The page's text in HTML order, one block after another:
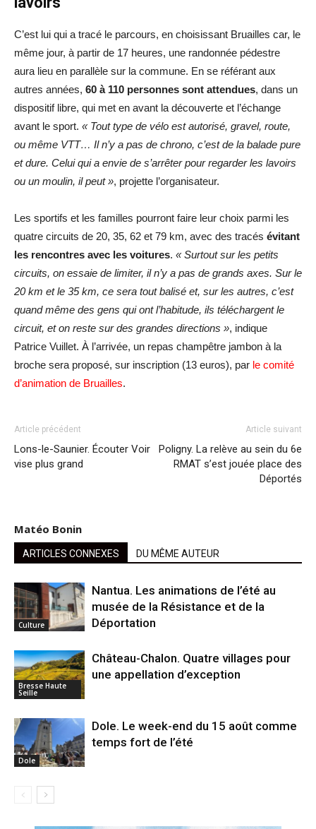
C’est lui qui a tracé le parcours, en choisissant Bruailles car, le
même jour, à partir de 17 heures, une randonnée pédestre
aura lieu en parallèle sur la commune. En se référant aux
autres années, 60 à 110 personnes sont attendues, dans un
dispositif libre, qui met en avant la découverte et l’échange
avant le sport. « Tout type de vélo est autorisé, gravel, route,
ou même VTT… Il n’y a pas de chrono, c’est de la balade pure
et dure. Celui qui a envie de s’arrêter pour regarder les lavoirs
ou un moulin, il peut », projette l’organisateur.
Les sportifs et les familles pourront faire leur choix parmi les
quatre circuits de 20, 35, 62 et 79 km, avec des tracés évitant
les rencontres avec les voitures. « Surtout sur les petits
circuits, on essaie de limiter, il n’y a pas de grands axes. Sur le
20 km et le 35 km, ce sera tout balisé et, sur les autres, c’est
quand même des gens qui ont l’habitude, ils téléchargent le
circuit, et on reste sur des grandes directions », indique
Patrice Vuillet. À l’arrivée, un repas champêtre jambon à la
broche sera proposé, sur inscription (13 euros), par le comité
d’animation de Bruailles.
Article précédent
Lons-le-Saunier. Écouter Voir
vise plus grand
Article suivant
Poligny. La relève au sein du 6e
RMAT s’est jouée place des
Déportés
Matéo Bonin
ARTICLES CONNEXES DU MÊME AUTEUR
Culture
Nantua. Les animations de l’été au
musée de la Résistance et de la
Déportation
Bresse Haute
Seille
Château-Chalon. Quatre villages pour
une appellation d’exception
Dole
Dole. Le week-end du 15 août comme
temps fort de l’été